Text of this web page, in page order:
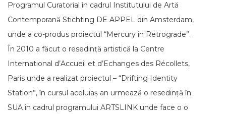
Programul Curatorial în cadrul Institutului de Artă
Contemporană Stichting DE APPEL din Amsterdam,
unde a co-produs proiectul “Mercury in Retrograde”.
În 2010 a făcut o resedință artistică la Centre
International d’Accueil et d’Echanges des Récollets,
Paris unde a realizat proiectul – “Drifting Identity
Station”, în cursul aceluiaș an urmează o resedință în
SUA în cadrul programului ARTSLINK unde face o o